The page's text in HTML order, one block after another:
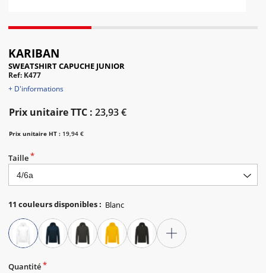
KARIBAN
SWEATSHIRT CAPUCHE JUNIOR
Ref: K477
+ D'informations
Prix unitaire TTC : 23,93 €
Prix unitaire HT : 19,94 €
Taille
11 couleurs disponibles:
Quantité